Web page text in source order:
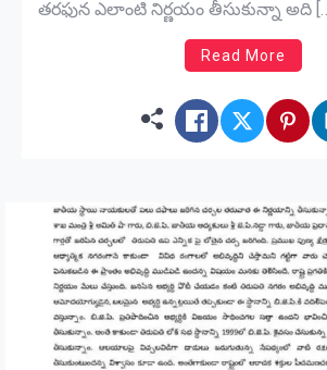
తరఫున ఎలాంటి నిర్ణయం తీసుకున్నా అది […]
Read More